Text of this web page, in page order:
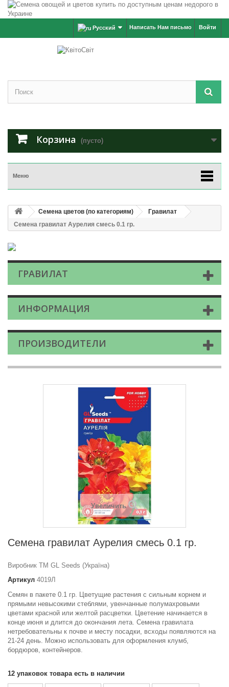
Войти
Написать Нам письмо
Русский
Корзина (пусто)
Меню
Семена цветов (по категориям)
Гравилат
Семена гравилат Аурелия смесь 0.1 гр.
ГРАВИЛАТ
ИНФОРМАЦИЯ
ПРОИЗВОДИТЕЛИ
Увеличить
Семена гравилат Аурелия смесь 0.1 гр.
Виробник ТМ GL Seeds (Україна)
Артикул 4019Л
Семян в пакете 0.1 гр. Цветущие растения с сильным корнем и
прямыми невысокими стеблями, увенчанные полумахровыми
цветами красной или желтой расцветки. Цветение начинается в
конце июня и длится до окончания лета. Семена гравилата
нетребовательны к почве и месту посадки, всходы появляются на
21-24 день. Можно использовать для оформления клумб,
бордюров, контейнеров.
12 упаковок товара есть в наличии